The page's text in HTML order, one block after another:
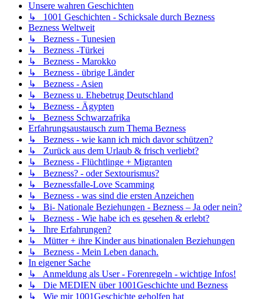
Unsere wahren Geschichten
↳ 1001 Geschichten - Schicksale durch Bezness
Bezness Weltweit
↳ Bezness - Tunesien
↳ Bezness -Türkei
↳ Bezness - Marokko
↳ Bezness - übrige Länder
↳ Bezness - Asien
↳ Bezness u. Ehebetrug Deutschland
↳ Bezness - Ägypten
↳ Bezness Schwarzafrika
Erfahrungsaustausch zum Thema Bezness
↳ Bezness - wie kann ich mich davor schützen?
↳ Zurück aus dem Urlaub & frisch verliebt?
↳ Bezness - Flüchtlinge + Migranten
↳ Bezness? - oder Sextourismus?
↳ Beznessfalle-Love Scamming
↳ Bezness - was sind die ersten Anzeichen
↳ Bi- Nationale Beziehungen - Bezness – Ja oder nein?
↳ Bezness - Wie habe ich es gesehen & erlebt?
↳ Ihre Erfahrungen?
↳ Mütter + ihre Kinder aus binationalen Beziehungen
↳ Bezness - Mein Leben danach.
In eigener Sache
↳ Anmeldung als User - Forenregeln - wichtige Infos!
↳ Die MEDIEN über 1001Geschichte und Bezness
↳ Wie mir 1001Geschichte geholfen hat